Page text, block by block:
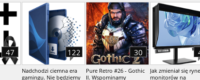
47
Nadchodzi ciemna era
gamingu. Nie będziemy
122
Pure Retro #26 - Gothic
II. Wspominamy
30
Jak zmieniał się
monitorów na